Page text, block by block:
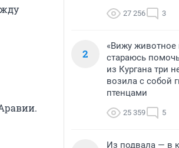
27 256 3
2
«Вижу животное
стараюсь
из Кургана три
возила с собой
птенцами
25 359 5
Из подвала — в